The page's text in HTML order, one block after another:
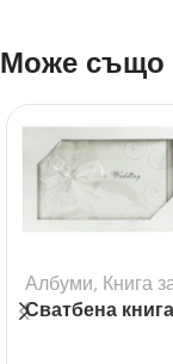
Може също
Албуми, Книга
Сватбена